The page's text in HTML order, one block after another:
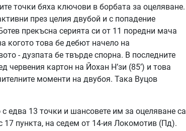
точки бяха ключови в борбата за оцеляване.
през целия двубой и с попадение
прекъсна серията си от 11 поредни мача
когото това бе дебют начело на
- дузпата бе твърде спорна. В последните
червения картон на Йохан Н’зи (85’) и това
моменти на двубоя. Така Вуцов
едва 13 точки и шансовете им за оцеляване са
пункта, на седем от 14-ия Локомотив (Пд).